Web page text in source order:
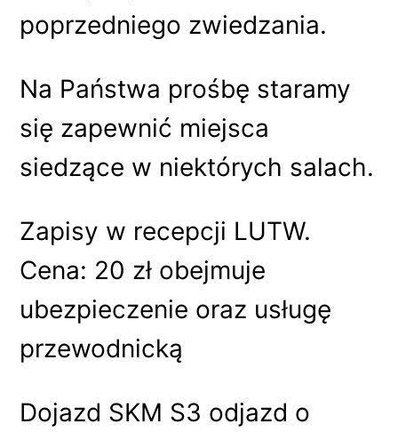
poprzedniego zwiedzania.
Na Państwa prośbę staramy
się zapewnić miejsca
siedzące w niektórych salach.
Zapisy w recepcji LUTW.
Cena: 20 zł obejmuje
ubezpieczenie oraz usługę
przewodnicką
Dojazd SKM S3 odjazd o